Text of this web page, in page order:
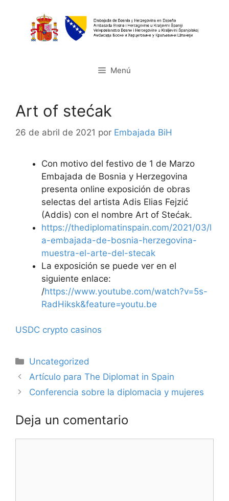
contenido
Menú
Art of stećak
26 de abril de 2021 por Embajada BiH
Con motivo del festivo de 1 de Marzo
Embajada de Bosnia y Herzegovina
presenta online exposición de obras
selectas del artista Adis Elias Fejzić
(Addis) con el nombre Art of Stećak.
https://thediplomatinspain.com/2021/03/l
a-embajada-de-bosnia-herzegovina-
muestra-el-arte-del-stecak
La exposición se puede ver en el
siguiente enlace:
/https://www.youtube.com/watch?v=5s-
RadHiksk&feature=youtu.be
USDC crypto casinos
Categorías
Uncategorized
Artículo para The Diplomat in Spain
Conferencia sobre la diplomacia y mujeres
Deja un comentario